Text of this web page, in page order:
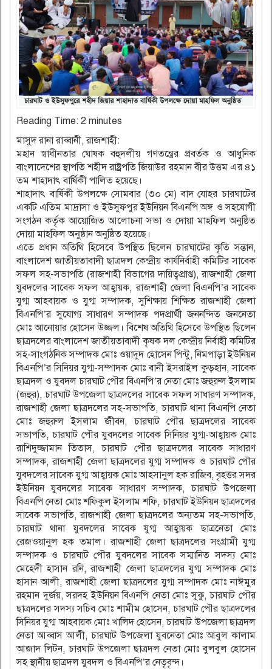
Reading Time: 2 minutes
মাসুদ রানা রাব্বানী, রাজশাহী:
মহান স্বাধীনতার ঘোষক বহুদলীয় গণতন্ত্রের প্রবর্তক ও আধুনিক
বাংলাদেশের স্থাপতি শহীদ রাষ্ট্রপতি জিয়াউর রহমান বীর উত্তম এর ৪১
তম শাহাদাৎ বার্ষিকী পালিত হয়েছে।
শাহাদাৎ বার্ষিকী উপলক্ষে সোমবার (৩০ মে) বাদ যোহর চারঘাটের
একটি এতিম মাদ্রাসা ও ইউসুফপুর ইউনিয়ন বিএনপি অঙ্গ ও সহযোগী
সংগঠন কর্তৃক আয়োজিত আলোচনা সভা ও দোয়া মাহফিল অনুষ্ঠিত
দোয়া মাহফিল অনুষ্ঠান অনুষ্ঠিত হয়েছে।
এতে প্রধান অতিথি হিসেবে উপস্থিত ছিলেন চারঘাটের কৃতি সন্তান,
বাংলাদেশ জাতীয়তাবাদী ছাত্রদল কেন্দ্রীয় কার্যনির্বাহী কমিটির সাবেক
সফল সহ-সভাপতি (রাজশাহী বিভাগের দায়িত্বপ্রাপ্ত), রাজশাহী জেলা
যুবদলের সাবেক সফল আহ্বায়ক, রাজশাহী জেলা বিএনপি’র সাবেক
যুগ্ম আহবায়ক ও যুগ্ম সম্পাদক, সুশিক্ষায় শিক্ষিত রাজশাহী জেলা
বিএনপি’র সুযোগ্য সাধারণ সম্পাদক পদপ্রার্থী জননন্দিত জননেতা
মোঃ আনোয়ার হোসেন উজ্জল। বিশেষ অতিথি হিসেবে উপস্থিত ছিলেন
ছাত্রদলের বাংলাদেশ জাতীয়তাবাদী কৃষক দল কেন্দ্রীয় নির্বাহী কমিটির
সহ-সাংগঠনিক সম্পাদক মোঃ ওয়াদুদ হোসেন পিন্টু, নিমপাড়া ইউনিয়ন
বিএনপি’র সিনিয়র যুগ্ম-সম্পাদক মোঃ বানী ইসরাইল কুড়হান, সাবেক
ছাত্রদল ও যুবদল চারঘাট পৌর বিএনপি’র নেতা মোঃ জহুরুল ইসলাম
(জহুর), চারঘাট উপজেলা ছাত্রদলের সাবেক সফল সাধারণ সম্পাদক,
রাজশাহী জেলা ছাত্রদলের সহ-সভাপতি, চারঘাট থানা বিএনপি নেতা
মোঃ জহুরুল ইসলাম জীবন, চারঘাট পৌর ছাত্রদলের সাবেক
সভাপতি, চারঘাট পৌর যুবদলের সাবেক সিনিয়র যুগ্ম-আহ্বায়ক মোঃ
রাশিদুজ্জামান তিতাস, চারঘাট পৌর ছাত্রদলের সাবেক সাধারণ
সম্পাদক, রাজশাহী জেলা ছাত্রদলের যুগ্ম সম্পাদক ও চারঘাট পৌর
যুবদলের সাবেক যুগ্ম আহ্বায়ক মোঃ আহসানুল হক রাজিব, বৃহত্তর সদর
ইউনিয়ন যুবদলের সাবেক সাধারণ সম্পাদক, চারঘাট উপজেলা
বিএনপি নেতা মোঃ শফিকুল ইসলাম শফি, চারঘাট ইউনিয়ন ছাত্রদলের
সাবেক সভাপতি, রাজশাহী জেলা ছাত্রদলের অন্যতম সহ-সভাপতি,
চারঘাট থানা যুবদলের সাবেক যুগ্ম আহ্বায়ক ছাত্রনেতা মোঃ
রেজওয়ানুল হক তমাল। রাজশাহী জেলা ছাত্রদলের সংগ্রামী যুগ্ম
সম্পাদক ও চারঘাট পৌর যুবদলের সাবেক সম্মানিত সদস্য মোঃ
মেহেদী হাসান রনি, রাজশাহী জেলা ছাত্রদলের যুগ্ম সম্পাদক মোঃ
হাসান আলী, রাজশাহী জেলা ছাত্রদলের যুগ্ম সম্পাদক মোঃ নাঈমুর
রহমান দুর্জয়, সরদহ ইউনিয়ন বিএনপি নেতা মোঃ সুকু, চারঘাট পৌর
ছাত্রদলের সদস্য সচিব মোঃ শামীম হোসেন, চারঘাট পৌর ছাত্রদলের
সিনিয়র যুগ্ম আহবায়ক মোঃ খালিদ হোসেন, চারঘাট উপজেলা ছাত্রদল
নেতা আব্বাস আলী, চারঘাট উপজেলা যুবনেতা মোঃ আবুল কালাম
আজাদ লিটন, চারঘাট উপজেলা ছাত্রদল নেতা মোঃ বুলবুল হোসেন
সহ স্থানীয় ছাত্রদল যুবদল ও বিএনপি’র নেতৃবৃন্দ।